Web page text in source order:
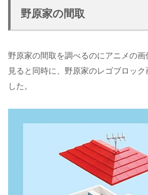
野原家の間取
野原家の間取を調べるのにアニメの
見ると同時に、野原家のレゴブロック
した。